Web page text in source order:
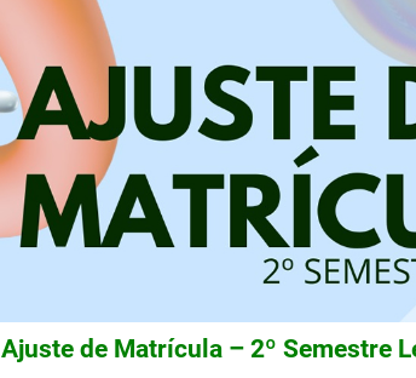
Ajuste de Matrícula – 2º Semestre